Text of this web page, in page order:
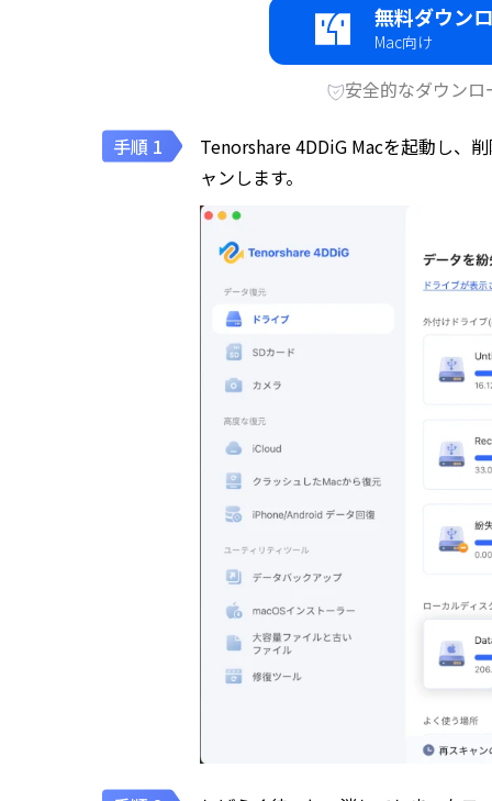
無料ダウン
Mac向け
安全的なダウンロ
Tenorshare 4DDiG Macを起動し、
ャンします。